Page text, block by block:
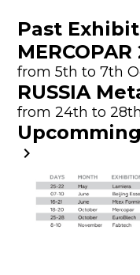
Past
MERCOPAR
from 5th to 7th
RUSSIA
from 24th to
keyboard_arrow_right